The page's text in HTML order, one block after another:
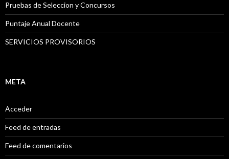
Pruebas de Seleccion y Concursos
Puntaje Anual Docente
SERVICIOS PROVISORIOS
META
Acceder
Feed de entradas
Feed de comentarios